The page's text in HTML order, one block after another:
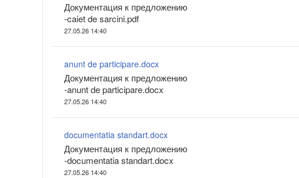
Документация к предложению
-caiet de sarcini.pdf
27.05.26 14:40
anunt de participare.docx
Документация к предложению
-anunt de participare.docx
27.05.26 14:40
documentatia standart.docx
Документация к предложению
-documentatia standart.docx
27.05.26 14:40